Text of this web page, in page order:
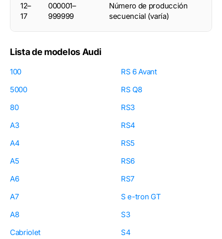
12–
17
000001–
999999
Número de producción
secuencial (varía)
Lista de modelos Audi
100
5000
80
A3
A4
A5
A6
A7
A8
Cabriolet
RS 6 Avant
RS Q8
RS3
RS4
RS5
RS6
RS7
S e-tron GT
S3
S4